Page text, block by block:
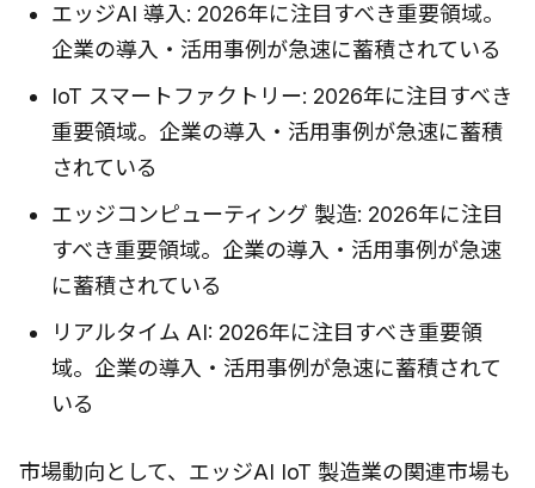
エッジAI 導入: 2026年に注目すべき重要領域。
企業の導入・活用事例が急速に蓄積されている
IoT スマートファクトリー: 2026年に注目すべき
重要領域。企業の導入・活用事例が急速に蓄積
されている
エッジコンピューティング 製造: 2026年に注目
すべき重要領域。企業の導入・活用事例が急速
に蓄積されている
リアルタイム AI: 2026年に注目すべき重要領
域。企業の導入・活用事例が急速に蓄積されて
いる
市場動向として、エッジAI IoT 製造業の関連市場も